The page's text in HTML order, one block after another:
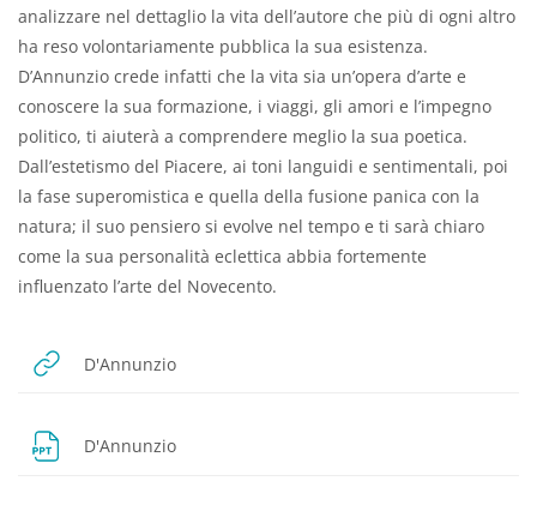
analizzare nel dettaglio la vita dell’autore che più di ogni altro
ha reso volontariamente pubblica la sua esistenza.
D’Annunzio crede infatti che la vita sia un’opera d’arte e
conoscere la sua formazione, i viaggi, gli amori e l’impegno
politico, ti aiuterà a comprendere meglio la sua poetica.
Dall’estetismo del Piacere, ai toni languidi e sentimentali, poi
la fase superomistica e quella della fusione panica con la
natura; il suo pensiero si evolve nel tempo e ti sarà chiaro
come la sua personalità eclettica abbia fortemente
influenzato l’arte del Novecento.
D'AnnunzioURL
D'Annunzio